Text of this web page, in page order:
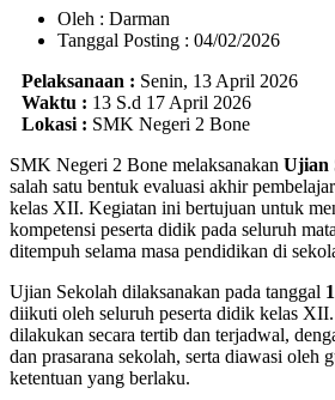
Oleh : Darman
Tanggal Posting : 04/02/2026
Pelaksanaan : Senin, 13 April 2026
Waktu : 13 S.d 17 April 2026
Lokasi : SMK Negeri 2 Bone
SMK Negeri 2 Bone melaksanakan Ujian
salah satu bentuk evaluasi akhir
kelas XII. Kegiatan ini bertujuan untuk
kompetensi peserta didik pada seluruh
ditempuh selama masa pendidikan di
Ujian Sekolah dilaksanakan pada tanggal
diikuti oleh seluruh peserta didik kelas XII.
dilakukan secara tertib dan terjadwal,
dan prasarana sekolah, serta diawasi oleh
ketentuan yang berlaku.